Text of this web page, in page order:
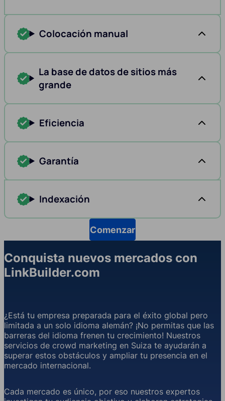
Colocación manual
La base de datos de sitios más
grande
Eficiencia
Garantía
Indexación
Comenzar
Conquista nuevos mercados con
LinkBuilder.com
¿Está tu empresa preparada para el éxito global pero
limitada a un solo idioma alemán? ¡No permitas que las
barreras del idioma frenen tu crecimiento! Nuestros
servicios de crowd marketing en Suiza te ayudarán a
superar estos obstáculos y ampliar tu presencia en el
mercado internacional.
Cada mercado es único, por eso nuestros expertos